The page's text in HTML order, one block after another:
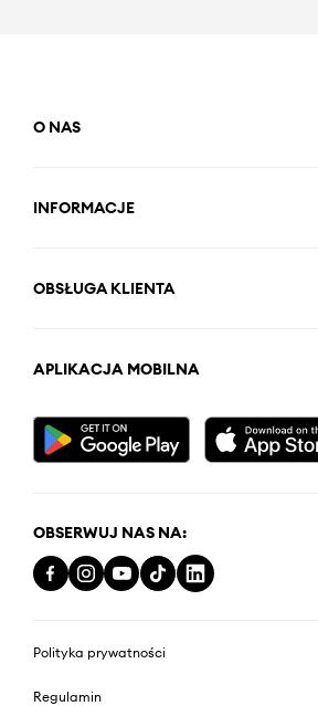
O NAS
INFORMACJE
OBSŁUGA KLIENTA
APLIKACJA MOBILNA
OBSERWUJ NAS NA:
Polityka prywatności
Regulamin